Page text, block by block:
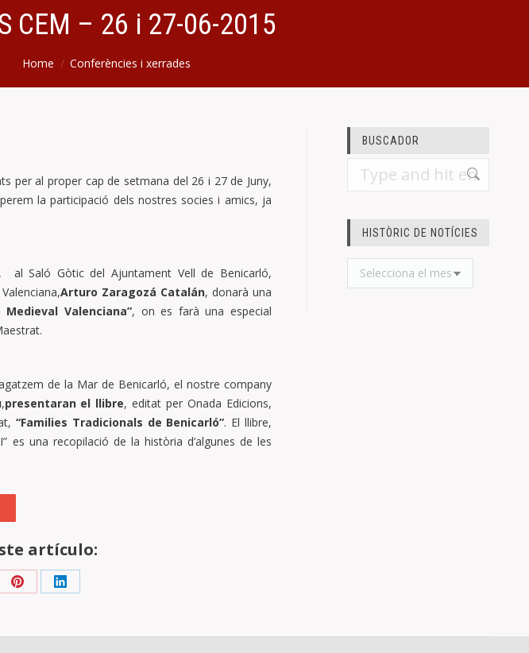
CEM – 26 i 27-06-2015
Home Conferències i xerrades
per al proper cap de setmana del 26 i 27 de Juny,
la participació dels nostres socies i amics, ja
, al Saló Gòtic del Ajuntament Vell de Benicarló,
Arturo Zaragozá Catalán, donarà una
Valenciana”, on es farà una especial
de la Mar de Benicarló, el nostre company
,presentaran el llibre, editat per Onada Edicions,
“Families Tradicionals de Benicarló”. El llibre,
es una recopilació de la història d’algunes de les
artículo:
Share
Pinterest
Share
LinkedIn
BUSCADOR
Search:
HISTÒRIC DE NOTÍCIES
Històric